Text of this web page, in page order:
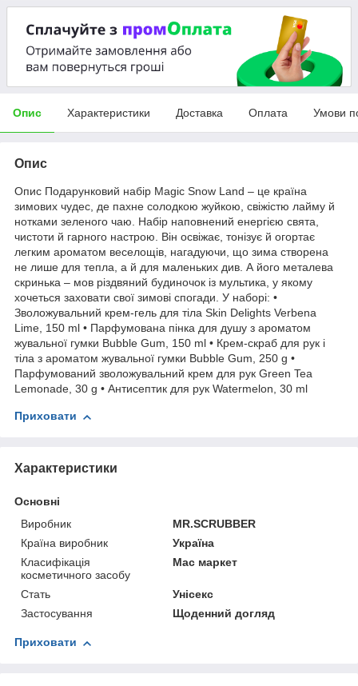
Опис Характеристики Доставка Оплата Умови
Опис
Опис Подарунковий набір Magic Snow Land – це країна
зимових чудес, де пахне солодкою жуйкою, свіжістю лайму й
нотками зеленого чаю. Набір наповнений енергією свята,
чистоти й гарного настрою. Він освіжає, тонізує й огортає
легким ароматом веселощів, нагадуючи, що зима створена
не лише для тепла, а й для маленьких див. А його металева
скринька – мов різдвяний будиночок із мультика, у якому
хочеться заховати свої зимові спогади. У наборі: •
Зволожувальний крем-гель для тіла Skin Delights Verbena
Lime, 150 ml • Парфумована пінка для душу з ароматом
жувальної гумки Bubble Gum, 150 ml • Крем-скраб для рук і
тіла з ароматом жувальної гумки Bubble Gum, 250 g •
Парфумований зволожувальний крем для рук Green Tea
Lemonade, 30 g • Антисептик для рук Watermelon, 30 ml
Приховати
Характеристики
Основні
Виробник
MR.SCRUBBER
Країна виробник
Україна
Класифікація
косметичного засобу
Мас маркет
Стать
Унісекс
Застосування
Щоденний догляд
Приховати